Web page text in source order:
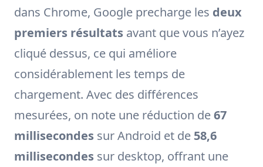
dans Chrome, Google precharge les deux
premiers résultats avant que vous n’ayez
cliqué dessus, ce qui améliore
considérablement les temps de
chargement. Avec des différences
mesurées, on note une réduction de67
millisecondes sur Android et de 58,6
millisecondes sur desktop, offrant une